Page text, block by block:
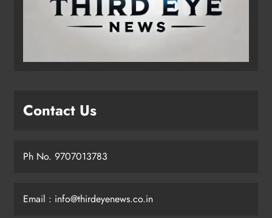
Contact Us
Ph No. 9707013783
Email : info@thirdeyenews.co.in